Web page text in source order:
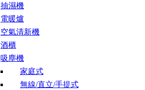
抽濕機
電暖爐
空氣清新機
酒櫃
吸塵機
家庭式
無線/直立/手提式